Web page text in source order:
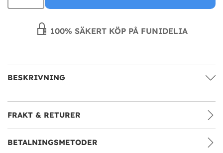
100% SÄKERT KÖP PÅ FUNIDELIA
BESKRIVNING
FRAKT & RETURER
BETALNINGSMETODER